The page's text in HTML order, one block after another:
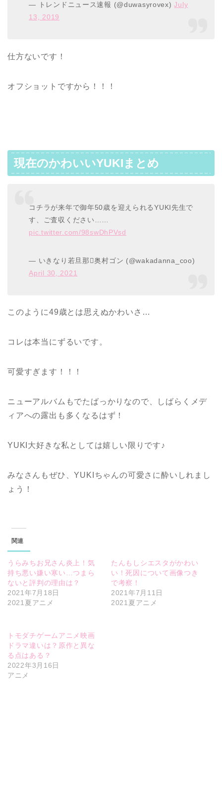
— トレンドニュース速報 (@duwasyrovex)July
13, 2019
仕方ないです！
オフショットですから！！！
現在のかわいいYUKIまとめ
コチラが来年で御年50歳を迎えられるYUKI先生で
す、ご査収ください……
pic.twitter.com/98swDhPVsd
— いきなり若旦那奥村ゴン (@wakadanna_coo)
April 30, 2021
このように49歳とは思えぬかわいさ…
コレは本当にずるいです。
可愛すぎます！！！
ニューアルバムもでたばっかりなので、しばらくメデ
ィアへの露出も多くなるはず！
YUKI大好きな私としては嬉しい限りです♪
みなさんもぜひ、YUKIちゃんの可愛さに酔いしれまし
ょう！
関連
うらみちお兄さん炎上！気
持ち悪い嫌い寒い…つまら
ないと評判の理由は？
2021年7月18日
2021夏アニメ
たんもしシエスタがかわい
い！死因について画像つき
で考察！
2021年7月11日
2021夏アニメ
トモダチゲームアニメ映画
ドラマ違いは？原作と異な
る点はある？
2022年3月16日
アニメ